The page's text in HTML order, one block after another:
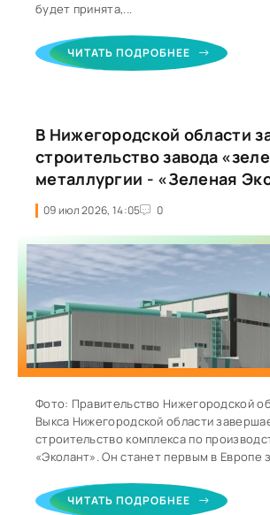
будет принята,...
ЧИТАТЬ ПОДРОБНЕЕ
В Нижегородской области
строительство завода
металлургии - «Зеленая
09 июл 2026, 14:05 0
Фото: Правительство Нижегородской
Выкса Нижегородской области
строительство комплекса по
«Эколант». Он станет первым в Европе
ЧИТАТЬ ПОДРОБНЕЕ